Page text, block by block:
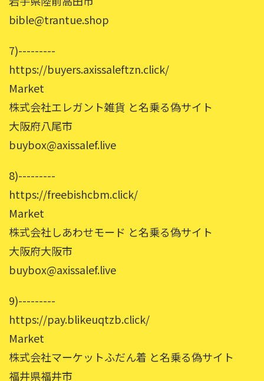
bible@trantue.shop
7)---------
https://buyers.axissaleftzn.click/
Market
株式会社エレガント雑貨 と名乗る偽サイト
大阪府八尾市
buybox@axissalef.live
8)---------
https://freebishcbm.click/
Market
株式会社しあわせモード と名乗る偽サイト
大阪府大阪市
buybox@axissalef.live
9)---------
https://pay.blikeuqtzb.click/
Market
株式会社マーケットふだん着 と名乗る偽サイト
福井県福井市